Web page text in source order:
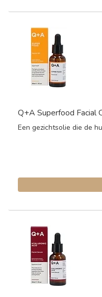
Q+A Superfood Facial
Een gezichtsolie die de